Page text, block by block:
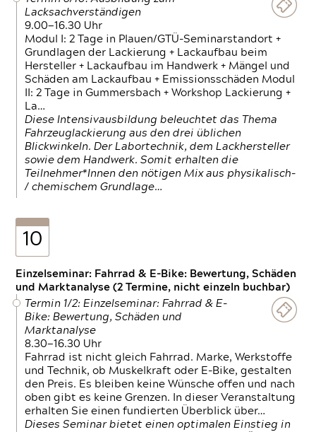
Lacksachverständigen
9.00—16.30 Uhr
Modul I: 2 Tage in Plauen/GTÜ-Seminarstandort +
Grundlagen der Lackierung + Lackaufbau beim
Hersteller + Lackaufbau im Handwerk + Mängel und
Schäden am Lackaufbau + Emissionsschäden Modul
II: 2 Tage in Gummersbach + Workshop Lackierung +
La…
Diese Intensivausbildung beleuchtet das Thema
Fahrzeuglackierung aus den drei üblichen
Blickwinkeln. Der Labortechnik, dem Lackhersteller
sowie dem Handwerk. Somit erhalten die
Teilnehmer*Innen den nötigen Mix aus physikalisch-
/ chemischem Grundlage…
10
Einzelseminar: Fahrrad & E-Bike: Bewertung, Schäden
und Marktanalyse (2 Termine, nicht einzeln buchbar)
Termin 1/2: Einzelseminar: Fahrrad & E-
Bike: Bewertung, Schäden und
Marktanalyse
8.30—16.30 Uhr
Fahrrad ist nicht gleich Fahrrad. Marke, Werkstoffe
und Technik, ob Muskelkraft oder E-Bike, gestalten
den Preis. Es bleiben keine Wünsche offen und nach
oben gibt es keine Grenzen. In dieser Veranstaltung
erhalten Sie einen fundierten Überblick über…
Dieses Seminar bietet einen optimalen Einstieg in